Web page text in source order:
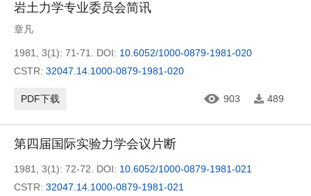
岩土力学专业委员会简讯
章凡
1981, 3(1): 71-71. DOI: 10.6052/1000-0879-1981-020
CSTR: 32047.14.1000-0879-1981-020
PDF下载 903 489
第四届国际实验力学会议片断
1981, 3(1): 72-72. DOI: 10.6052/1000-0879-1981-021
CSTR: 32047.14.1000-0879-1981-021